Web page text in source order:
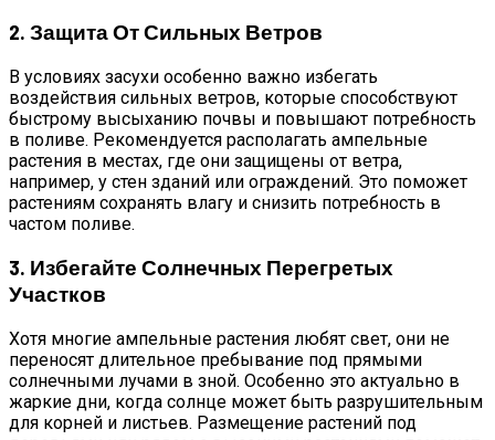
2. Защита От Сильных Ветров
В условиях засухи особенно важно избегать
воздействия сильных ветров, которые способствуют
быстрому высыханию почвы и повышают потребность
в поливе. Рекомендуется располагать ампельные
растения в местах, где они защищены от ветра,
например, у стен зданий или ограждений. Это поможет
растениям сохранять влагу и снизить потребность в
частом поливе.
3. Избегайте Солнечных Перегретых
Участков
Хотя многие ампельные растения любят свет, они не
переносят длительное пребывание под прямыми
солнечными лучами в зной. Особенно это актуально в
жаркие дни, когда солнце может быть разрушительным
для корней и листьев. Размещение растений под